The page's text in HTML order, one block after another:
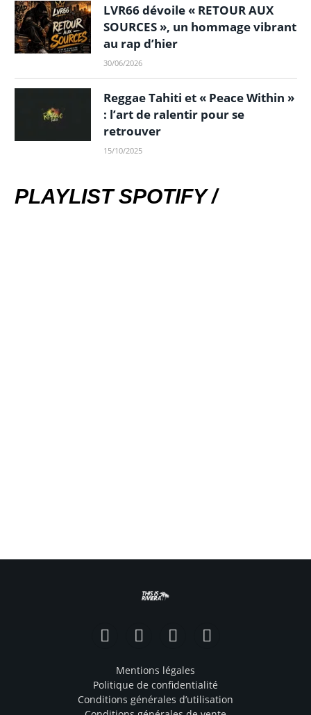
LVR66 dévoile « RETOUR AUX
SOURCES », un hommage vibrant
au rap d’hier
30/06/2026
Reggae Tahiti et « Peace Within »
: l’art de ralentir pour se
retrouver
15/10/2025
PLAYLIST SPOTIFY /
FacebookInstagramTikTok YouTube
Mentions légales
Politique de confidentialité
Conditions générales d’utilisation